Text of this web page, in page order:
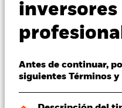
inversores
Antes de continuar,
siguientes Términos y
Visión de mercado
Educación
Profesionales
España
Valor liquidativo a 05 ago 2026
JPY 11.639,74